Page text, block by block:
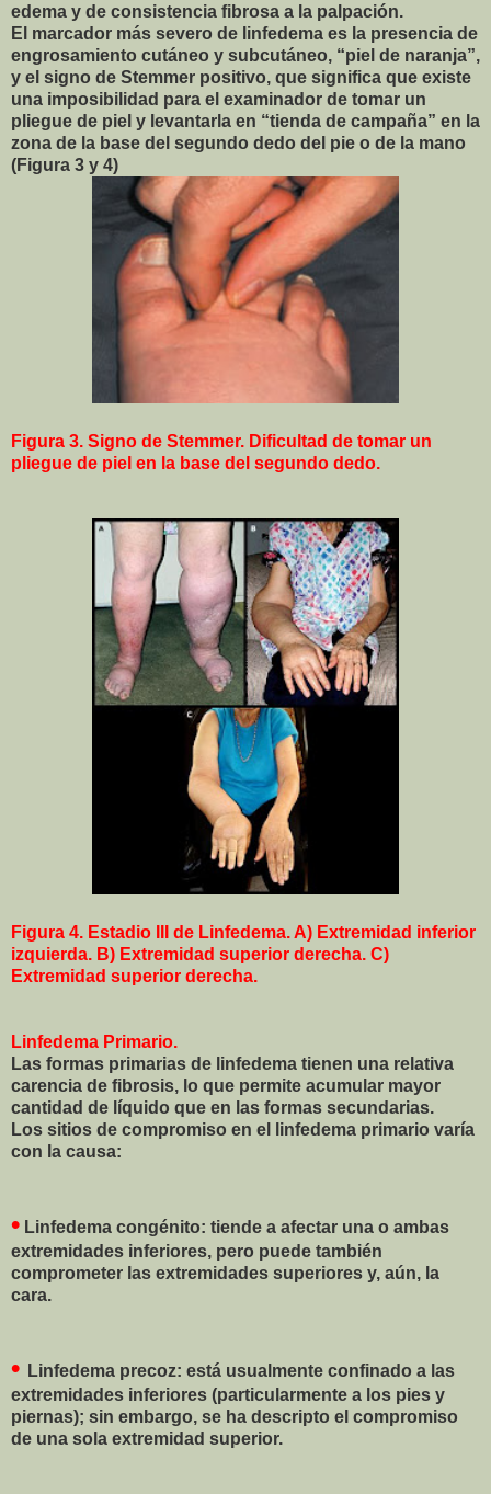
edema y de consistencia fibrosa a la palpación.
El marcador más severo de linfedema es la presencia de
engrosamiento cutáneo y subcutáneo, “piel de naranja”,
y el signo de Stemmer positivo, que significa que existe
una imposibilidad para el examinador de tomar un
pliegue de piel y levantarla en “tienda de campaña” en la
zona de la base del segundo dedo del pie o de la mano
(Figura 3 y 4)
Figura 3. Signo de Stemmer. Dificultad de tomar un
pliegue de piel en la base del segundo dedo.
Figura 4. Estadio III de Linfedema. A) Extremidad inferior
izquierda. B) Extremidad superior derecha. C)
Extremidad superior derecha.
Linfedema Primario.
Las formas primarias de linfedema tienen una relativa
carencia de fibrosis, lo que permite acumular mayor
cantidad de líquido que en las formas secundarias.
Los sitios de compromiso en el linfedema primario varía
con la causa:
• Linfedema congénito: tiende a afectar una o ambas
extremidades inferiores, pero puede también
comprometer las extremidades superiores y, aún, la
cara.
• Linfedema precoz: está usualmente confinado a las
extremidades inferiores (particularmente a los pies y
piernas); sin embargo, se ha descripto el compromiso
de una sola extremidad superior.